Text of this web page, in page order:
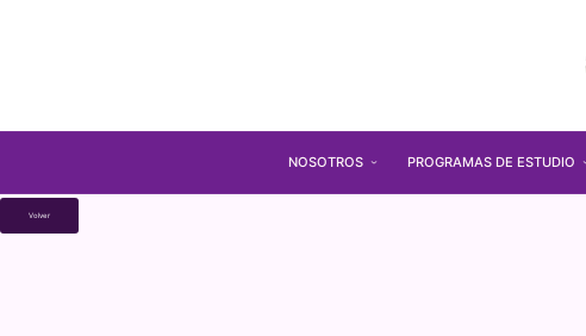
NOSOTROS PROGRAMAS DE ESTUDIO
Volver